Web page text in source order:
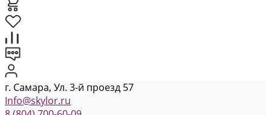
г. Самара, Ул. 3-й проезд 57
Info@skylor.ru